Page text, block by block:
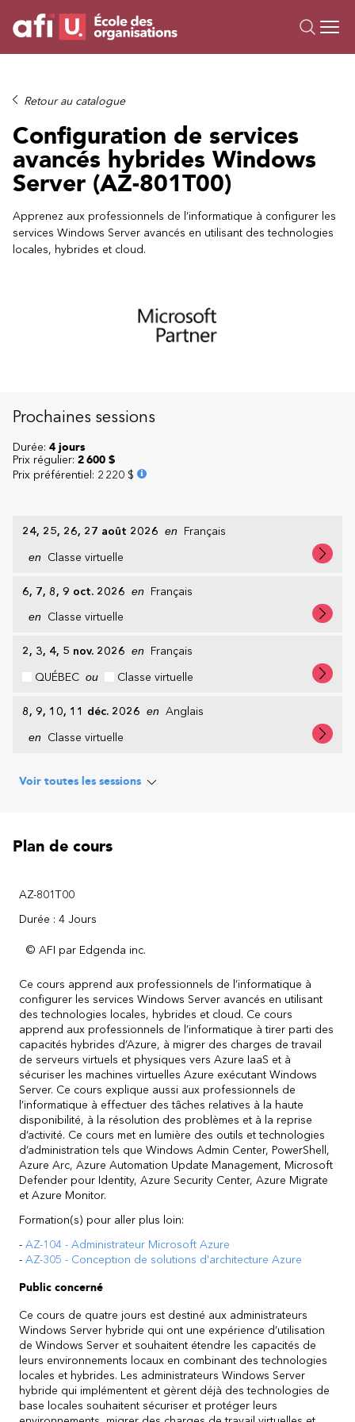
Formations
Campus IA
Sur mesure
À propos
Ressources
Retour au catalogue
Configuration de services
avancés hybrides Windows
Server (AZ-801T00)
Apprenez aux professionnels de l’informatique à configurer les
services Windows Server avancés en utilisant des technologies
locales, hybrides et cloud.
Prochaines sessions
24, 25, 26, 27 août 2026 en Français
en Classe virtuelle
6, 7, 8, 9 oct. 2026 en Français
en Classe virtuelle
2, 3, 4, 5 nov. 2026 en
Français
QUÉBEC ou Classe virtuelle
8, 9, 10, 11 déc. 2026 en Anglais
en Classe virtuelle
Voir toutes les sessions
Durée: 4 jours
Prix régulier: 2 600 $
Prix préférentiel : 2 220 $
Plan de cours
AZ-801T00
Durée : 4 Jours
© AFI par Edgenda inc.
Ce cours apprend aux professionnels de l’informatique à
configurer les services Windows Server avancés en utilisant
des technologies locales, hybrides et cloud. Ce cours
apprend aux professionnels de l’informatique à tirer parti des
capacités hybrides d’Azure, à migrer des charges de travail
de serveurs virtuels et physiques vers Azure IaaS et à
sécuriser les machines virtuelles Azure exécutant Windows
Server. Ce cours explique aussi aux professionnels de
l’informatique à effectuer des tâches relatives à la haute
disponibilité, à la résolution des problèmes et à la reprise
d’activité. Ce cours met en lumière des outils et technologies
d’administration tels que Windows Admin Center, PowerShell,
Azure Arc, Azure Automation Update Management, Microsoft
Defender pour Identity, Azure Security Center, Azure Migrate
et Azure Monitor.
Formation(s) pour aller plus loin:
- AZ-104 - Administrateur Microsoft Azure
- AZ-305 - Conception de solutions d'architecture Azure
Public concerné
Ce cours de quatre jours est destiné aux administrateurs
Windows Server hybride qui ont une expérience d’utilisation
de Windows Server et souhaitent étendre les capacités de
leurs environnements locaux en combinant des technologies
locales et hybrides. Les administrateurs Windows Server
hybride qui implémentent et gèrent déjà des technologies de
base locales souhaitent sécuriser et protéger leurs